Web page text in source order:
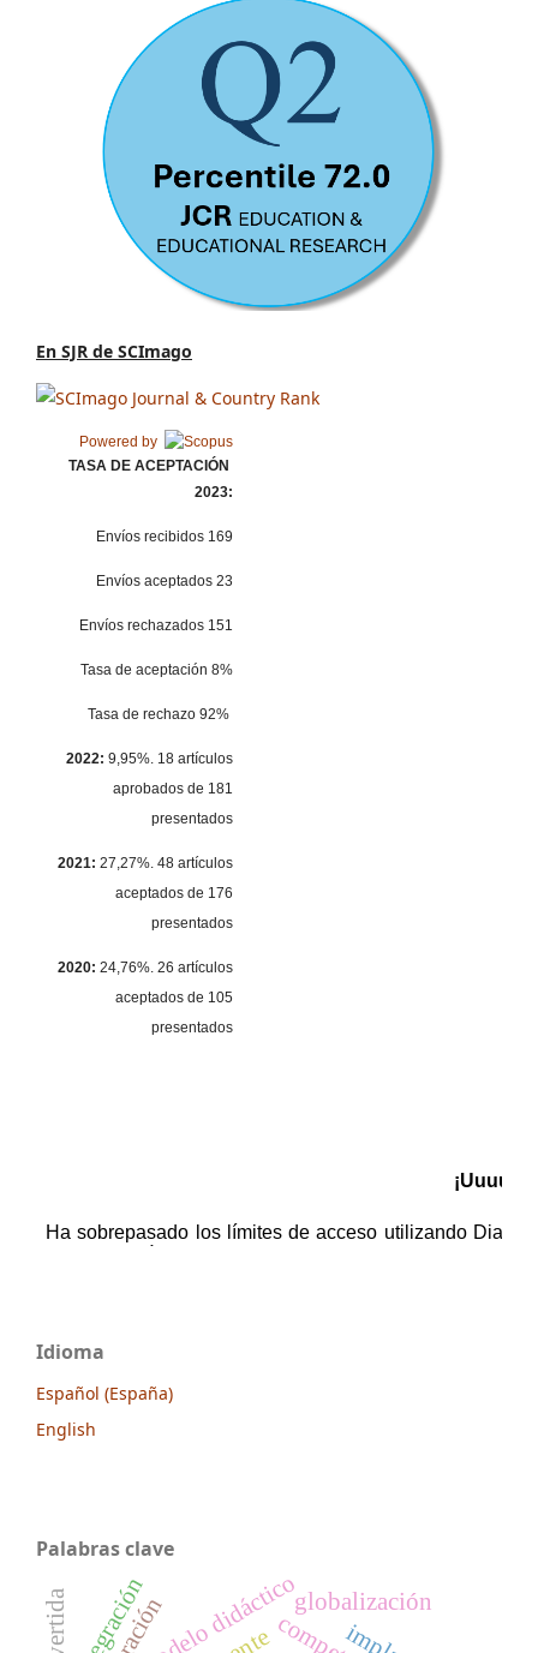
En SJR de SCImago
Powered by
TASA DE ACEPTACIÓN
2023:
Envíos recibidos 169
Envíos aceptados 23
Envíos rechazados 151
Tasa de aceptación 8%
Tasa de rechazo 92%
2022: 9,95%. 18 artículos
aprobados de 181
presentados
2021: 27,27%. 48 artículos
aceptados de 176
presentados
2020: 24,76%. 26 artículos
aceptados de 105
presentados
Idioma
Español (España)
English
Palabras clave
modelo didáctico
integración globalización